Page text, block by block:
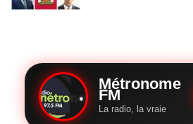
Métronome
FM
La radio, la vraie